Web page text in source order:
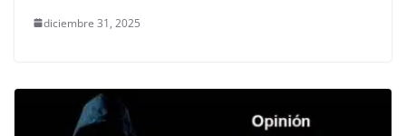
diciembre 31, 2025